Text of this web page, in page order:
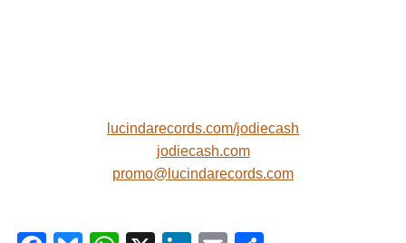
lucindarecords.com/jodiecash
jodiecash.com
promo@lucindarecords.com